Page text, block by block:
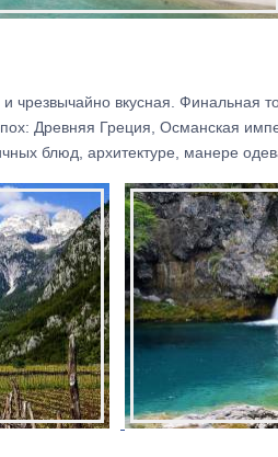
чрезвычайно вкусная. Финальная
Древняя Греция, Османская
блюд, архитектуре, манере